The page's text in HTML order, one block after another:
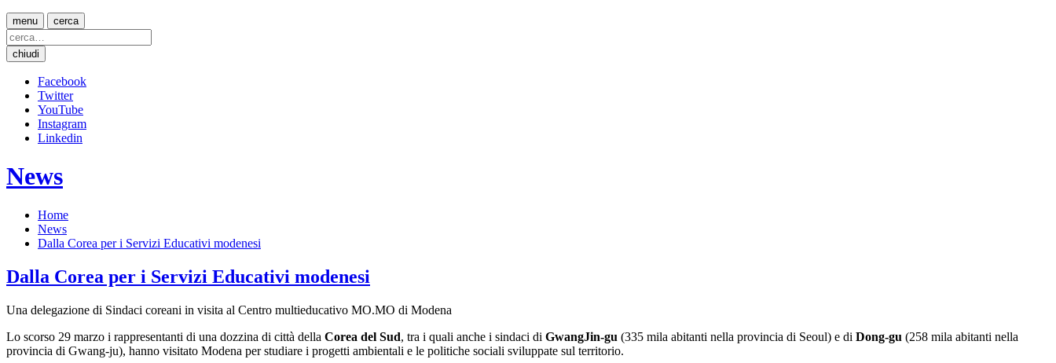
menu cerca
chiudi
Facebook
Twitter
YouTube
Instagram
Linkedin
News
Home
News
Dalla Corea per i Servizi Educativi modenesi
Dalla Corea per i Servizi Educativi modenesi
Una delegazione di Sindaci coreani in visita al Centro multieducativo MO.MO di Modena
Lo scorso 29 marzo i rappresentanti di una dozzina di città della Corea del Sud, tra i quali anche i sindaci di GwangJin-gu (335 mila abitanti nella provincia di Seoul) e di Dong-gu (258 mila abitanti nella
provincia di Gwang-ju), hanno visitato Modena per studiare i progetti ambientali e le politiche sociali sviluppate sul territorio.